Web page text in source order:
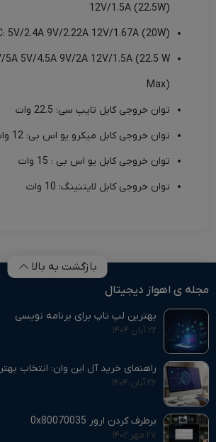
12V/1.5A (22.5W)
5V/2.4A 9V/2.22A 12V/1.67A (20W)
5A 5V/4.5A 9V/2A 12V/1.5A (22.5 W
Max)
توان خروجی کابل تایپ سی: 22.5 وات
توان خروجی کابل میکرو یو اس بی: 12 وات
توان خروجی کابل یو اس بی : 15 وات
توان خروجی کابل لایتنینگ: 10 وات
بازگشت به بالا
مجله ی اهواز دیجیتال
بهترین لپ تاپ برای برنامه نویسی
۲۲ آبان ۱۴۰۴
راهنمای خرید آل این وان: انتخاب
۲۶ آبان ۱۴۰۴
برطرف کردن ارور 0x80070035
۲۷ مهر ۱۴۰۲